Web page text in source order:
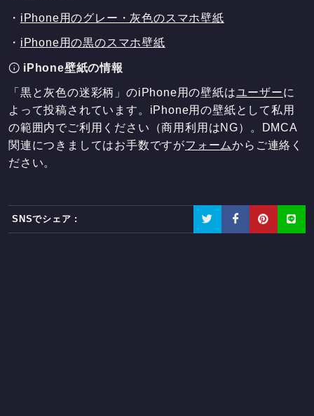
・ iPhone用のグレー・灰色のスマホ壁紙
・ iPhone用の黒のスマホ壁紙
iPhone壁紙の情報
「黒と灰色の迷彩柄」のiPhone用の壁紙はユーザーに
よって投稿されています。iPhone用の壁紙として私用
の範囲内でご利用ください（商用利用はNG）。DMCA
関連につきましてはお手数ですがフォームからご連絡く
ださい。
SNSでシェア :